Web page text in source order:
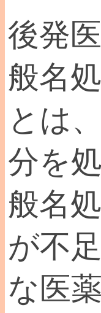
後発
般名
とは
分を
般名
が不
な医